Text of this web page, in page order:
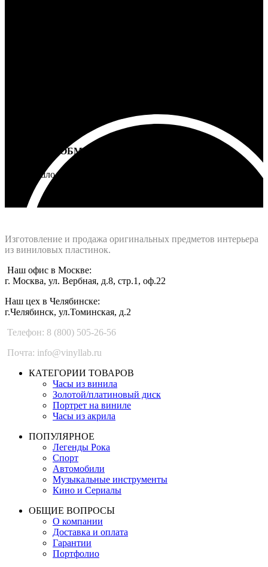
ВОЗВРАТ И ОБМЕН
Не подошло - вернем деньги
Изготовление и продажа оригинальных предметов интерьера
из виниловых пластинок.
Наш офис в Москве:
г. Москва, ул. Вербная, д.8, стр.1, оф.22
Наш цех в Челябинске:
г.Челябинск, ул.Томинская, д.2
Телефон: 8 (800) 505-26-56
Почта: info@vinyllab.ru
КАТЕГОРИИ ТОВАРОВ
Часы из винила
Золотой/платиновый диск
Портрет на виниле
Часы из акрила
ПОПУЛЯРНОЕ
Легенды Рока
Спорт
Автомобили
Музыкальные инструменты
Кино и Сериалы
ОБЩИЕ ВОПРОСЫ
О компании
Доставка и оплата
Гарантии
Портфолио